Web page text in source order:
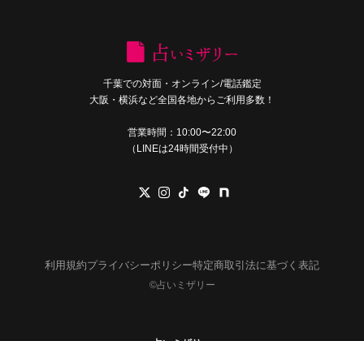
千葉での対面・オンライン/電話鑑定
大阪・横浜など全国各地からご利用多数！
営業時間：10:00〜22:00
（LINEは24時間受付中）
利用規約プライバシーポリシー特定商取引法に基づく表記
©︎占いミザリー